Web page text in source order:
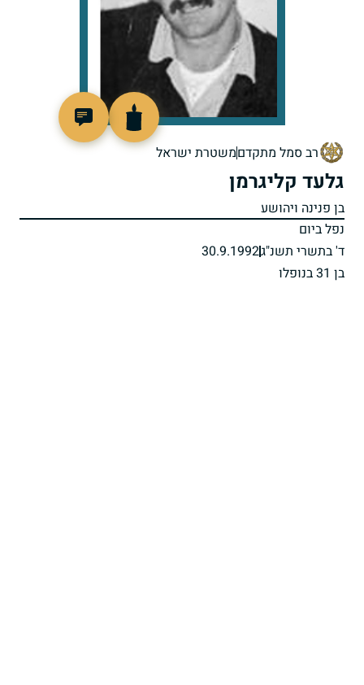
רב סמל מתקדםמשטרת ישראל
גלעד קליגרמן
בן פנינה ויהושע
נפל ביום
ד' בתשרי תשנ"ג30.9.1992
בן 31 בנופלו